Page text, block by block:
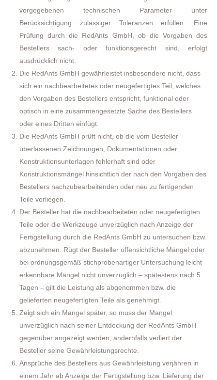
vorgegebenen technischen Parameter unter
Berücksichtigung zulässiger Toleranzen erfüllen. Eine
Prüfung durch die RedAnts GmbH, ob die Vorgaben des
Bestellers sach- oder funktionsgerecht sind, erfolgt
ausdrücklich nicht.
Die RedAnts GmbH gewährleistet insbesondere nicht, dass
sich ein nachbearbeitetes oder neugefertigtes Teil, welches
den Vorgaben des Bestellers entspricht, funktional oder
optisch in eine zusammengesetzte Sache des Bestellers
oder eines Dritten einfügt.
Die RedAnts GmbH prüft nicht, ob die vom Besteller
überlassenen Zeichnungen, Dokumentationen oder
Konstruktionsunterlagen fehlerhaft sind oder
Konstruktionsmängel hinsichtlich der nach den Vorgaben des
Bestellers nachzubearbeitenden oder neu zu fertigenden
Teile vorliegen.
Der Besteller hat die nachbearbeiteten oder neugefertigten
Teile oder die Werkzeuge unverzüglich nach Anzeige der
Fertigstellung durch die RedAnts GmbH zu untersuchen bzw.
abzunehmen. Rügt der Besteller offensichtliche Mängel oder
bei ordnungsgemäß stichprobenartiger Untersuchung leicht
erkennbare Mängel nicht unverzüglich – spätestens nach 5
Tagen – gilt die Leistung als abgenommen bzw. die
gelieferten neugefertigten Teile als genehmigt.
Zeigt sich ein Mangel später, so muss der Mangel
unverzüglich nach seiner Entdeckung der RedAnts GmbH
gegenüber angezeigt werden; andernfalls verliert der
Besteller seine Gewährleistungsrechte.
Ansprüche des Bestellers aus Gewährleistung verjähren in
einem Jahr ab Anzeige der Fertigstellung bzw. Lieferung der